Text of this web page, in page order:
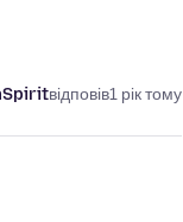
відповів1 рік тому